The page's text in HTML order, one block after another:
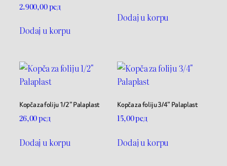
2.900,00рсд
Dodaj u korpu
Dodaj u korpu
Kopča za foliju 1/2” Palaplast
26,00рсд
Dodaj u korpu
Kopča za foliju 3/4” Palaplast
15,00рсд
Dodaj u korpu